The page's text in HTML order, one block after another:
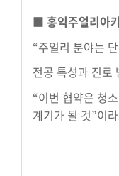
■ 홍익주얼리아
“주얼리 분야는
전공 특성과 진로
“이번 협약은 청
계기가 될 것”이